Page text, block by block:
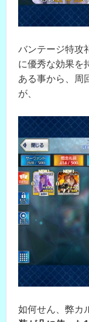
バンテージ特攻
に優秀な効果を
ある事から、周
が、
如何せん、弊カ